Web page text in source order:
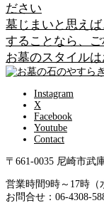
ださい
墓じまいと思え
することなら、
お墓のスタイル
Instagram
X
Facebook
Youtube
Contact
〒661-0035 尼崎市武
営業時間9時～17時（
お問合せ：06-4308-